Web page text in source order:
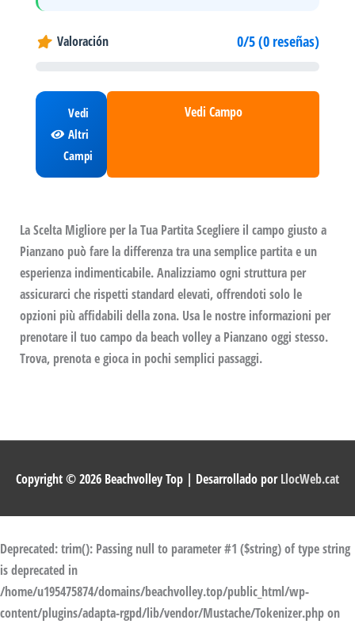
Valoración 0/5 (0 reseñas)
Vedi
Altri
Campi
Vedi Campo
La Scelta Migliore per la Tua Partita Scegliere il campo giusto a
Pianzano può fare la differenza tra una semplice partita e un
esperienza indimenticabile. Analizziamo ogni struttura per
assicurarci che rispetti standard elevati, offrendoti solo le
opzioni più affidabili della zona. Usa le nostre informazioni per
prenotare il tuo campo da beach volley a Pianzano oggi stesso.
Trova, prenota e gioca in pochi semplici passaggi.
Copyright © 2026 Beachvolley Top | Desarrollado porLlocWeb.cat
Deprecated: trim(): Passing null to parameter #1 ($string) of type string
is deprecated in
/home/u195475874/domains/beachvolley.top/public_html/wp-
content/plugins/adapta-rgpd/lib/vendor/Mustache/Tokenizer.phpon